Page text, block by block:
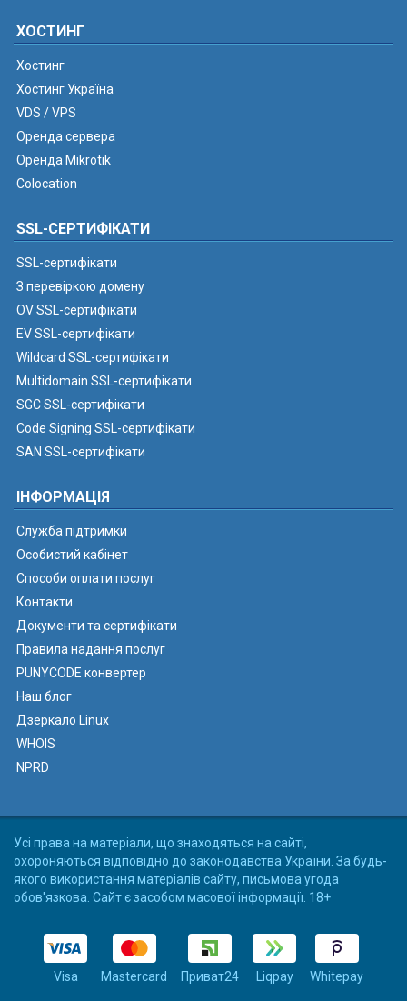
ХОСТИНГ
Хостинг
Хостинг Україна
VDS / VPS
Оренда сервера
Оренда Mikrotik
Colocation
SSL-СЕРТИФІКАТИ
SSL-сертифікати
З перевіркою домену
OV SSL-сертифікати
EV SSL-сертифікати
Wildcard SSL-сертифікати
Multidomain SSL-сертифікати
SGC SSL-сертифікати
Code Signing SSL-сертифікати
SAN SSL-сертифікати
ІНФОРМАЦІЯ
Служба підтримки
Особистий кабінет
Способи оплати послуг
Контакти
Документи та сертифікати
Правила надання послуг
PUNYCODE конвертер
Наш блог
Дзеркало Linux
WHOIS
NPRD
Усі права на матеріали, що знаходяться на сайті,
охороняються відповідно до законодавства України. За будь-
якого використання матеріалів сайту, письмова угода
обов'язкова. Сайт є засобом масової інформації. 18+
Visa Mastercard Приват24 Liqpay Whitepay